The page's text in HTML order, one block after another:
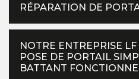
RÉPARATION DE
NOTRE ENTREPRISE
POSE DE PORTAIL
BATTANT